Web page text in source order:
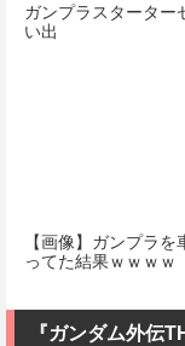
ガンプラスターター
い出
【画像】ガンプラを
ってた結果ｗｗｗｗ
『ガンダム外伝